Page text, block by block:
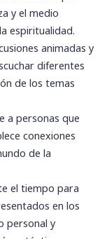
y el medio
espiritualidad.
animadas y
diferentes
de los temas
a personas que
conexiones
de la
el tiempo para
en los
personal y